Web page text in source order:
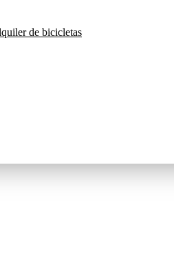
de bicicletas